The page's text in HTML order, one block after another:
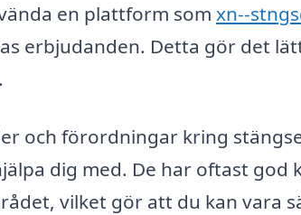
en plattform som xn--
erbjudanden. Detta gör det
och förordningar kring
dig med. De har oftast god
vilket gör att du kan vara